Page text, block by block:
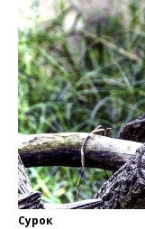
Сурок